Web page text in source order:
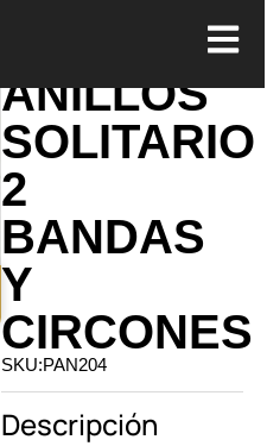
ANILLOS
SOLITARIO
2
BANDAS
Y
CIRCONES
SKU:PAN204
Descripción